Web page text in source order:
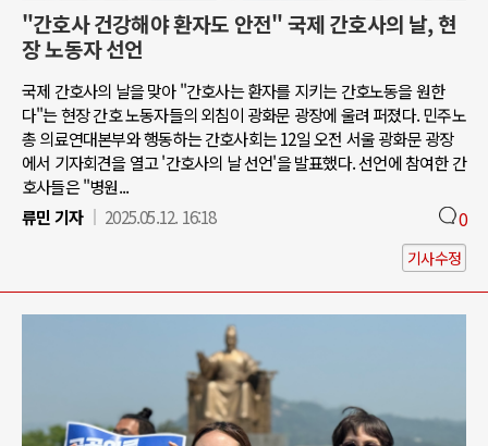
"간호사 건강해야 환자도 안전" 국제 간호사의 날, 현
장 노동자 선언
국제 간호사의 날을 맞아 "간호사는 환자를 지키는 간호노동을 원한
다"는 현장 간호 노동자들의 외침이 광화문 광장에 울려 퍼졌다. 민주노
총 의료연대본부와 행동하는 간호사회는 12일 오전 서울 광화문 광장
에서 기자회견을 열고 '간호사의 날 선언'을 발표했다. 선언에 참여한 간
호사들은 "병원...
류민 기자
2025.05.12. 16:18 0
기사수정